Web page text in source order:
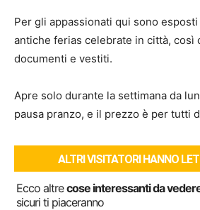
Per gli appassionati qui sono
antiche ferias celebrate in città, così
documenti e vestiti.
Apre solo durante la settimana da
pausa pranzo, e il prezzo è per tutti
ALTRI VISITATORI HANNO
Ecco altrecose interessanti da
sicuri ti piaceranno